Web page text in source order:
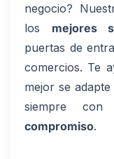
negocio?
los mejores
puertas de
comercios. Te
mejor se
siempre con
compromiso.